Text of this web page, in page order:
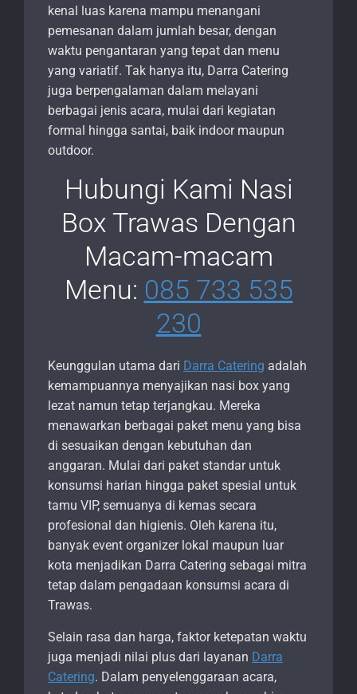
kenal luas karena mampu menangani
pemesanan dalam jumlah besar, dengan
waktu pengantaran yang tepat dan menu
yang variatif. Tak hanya itu, Darra Catering
juga berpengalaman dalam melayani
berbagai jenis acara, mulai dari kegiatan
formal hingga santai, baik indoor maupun
outdoor.
Hubungi Kami Nasi
Box Trawas Dengan
Macam-macam
Menu: 085 733 535
230
Keunggulan utama dari Darra Catering adalah
kemampuannya menyajikan nasi box yang
lezat namun tetap terjangkau. Mereka
menawarkan berbagai paket menu yang bisa
di sesuaikan dengan kebutuhan dan
anggaran. Mulai dari paket standar untuk
konsumsi harian hingga paket spesial untuk
tamu VIP, semuanya di kemas secara
profesional dan higienis. Oleh karena itu,
banyak event organizer lokal maupun luar
kota menjadikan Darra Catering sebagai mitra
tetap dalam pengadaan konsumsi acara di
Trawas.
Selain rasa dan harga, faktor ketepatan waktu
juga menjadi nilai plus dari layanan Darra
Catering. Dalam penyelenggaraan acara,